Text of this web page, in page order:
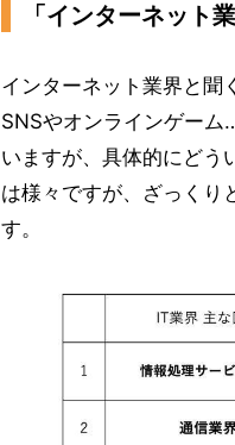
「インターネット
インターネット業界と聞
SNSやオンラインゲー
いますが、具体的にどう
は様々ですが、ざっくり
す。